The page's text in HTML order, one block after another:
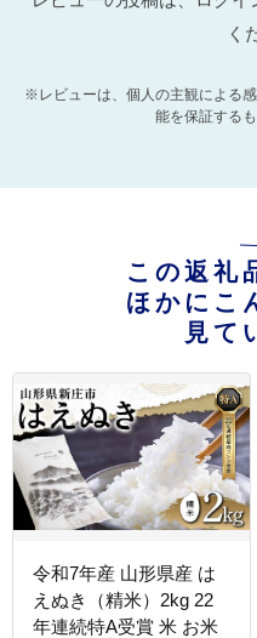
く
※レビューは、個人の主観による
能を保証する
この返礼
ほかにこ
見て
令和7年産 山形県産 は
えぬき（精米）2kg 22
年連続特A受賞 米 お米